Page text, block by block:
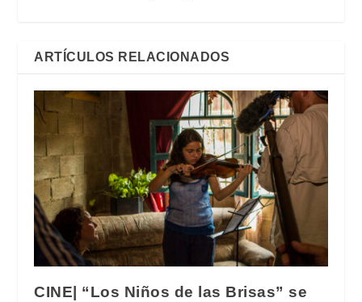
ARTÍCULOS RELACIONADOS
CINE| “Los Niños de las Brisas” se